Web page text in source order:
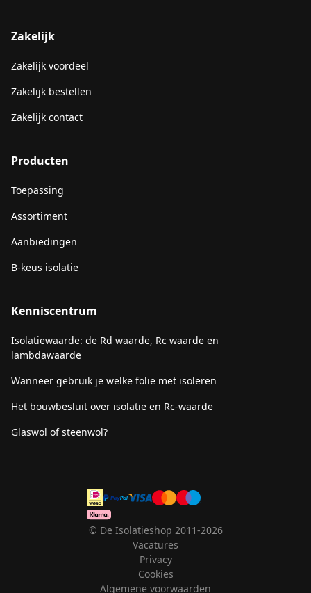
Zakelijk
Zakelijk voordeel
Zakelijk bestellen
Zakelijk contact
Producten
Toepassing
Assortiment
Aanbiedingen
B-keus isolatie
Kenniscentrum
Isolatiewaarde: de Rd waarde, Rc waarde en
lambdawaarde
Wanneer gebruik je welke folie met isoleren
Het bouwbesluit over isolatie en Rc-waarde
Glaswol of steenwol?
© De Isolatieshop 2011-2026
Vacatures
Privacy
Cookies
Algemene voorwaarden